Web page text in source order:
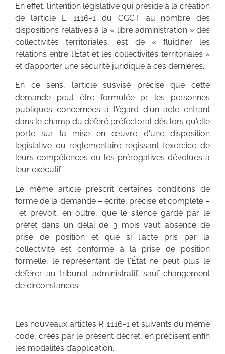
En effet, l’intention législative qui préside à la création
de l’article L. 1116-1 du CGCT au nombre des
dispositions relatives à la « libre administration » des
collectivités territoriales, est de « fluidifier les
relations entre l'État et les collectivités territoriales »
et d’apporter une sécurité juridique à ces dernières.
En ce sens, l’article susvisé précise que cette
demande peut être formulée pr les personnes
publiques concernées à l'égard d'un acte entrant
dans le champ du déféré préfectoral dès lors qu'elle
porte sur la mise en œuvre d'une disposition
législative ou réglementaire régissant l'exercice de
leurs compétences ou les prérogatives dévolues à
leur exécutif.
Le même article prescrit certaines conditions de
forme de la demande – écrite, précise et complète –
et prévoit, en outre, que le silence gardé par le
préfet dans un délai de 3 mois vaut absence de
prise de position et que si l'acte pris par la
collectivité est conforme à la prise de position
formelle, le représentant de l'État ne peut plus le
déférer au tribunal administratif, sauf changement
de circonstances.
Les nouveaux articles R. 1116-1 et suivants du même
code, créés par le présent décret, en précisent enfin
les modalités d’application.